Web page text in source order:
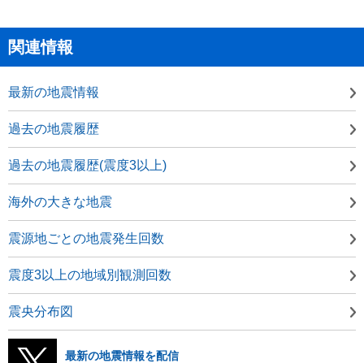
関連情報
最新の地震情報
過去の地震履歴
過去の地震履歴(震度3以上)
海外の大きな地震
震源地ごとの地震発生回数
震度3以上の地域別観測回数
震央分布図
最新の地震情報を配信